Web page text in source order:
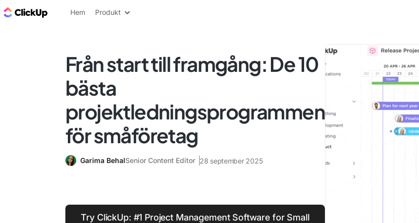
ClickUp-bloggen
Hem Produkt
Från start till framgång: De 10
bästa
projektledningsprogrammen
för småföretag
Garima BehalSenior Content Editor 28 september 2025
Try ClickUp: #1 Project Management Software for Small